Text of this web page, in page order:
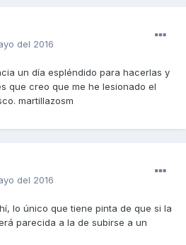
del 2016
un día espléndido para hacerlas y
que creo que me he lesionado el
martillazosm
del 2016
lo único que tiene pinta de que si la
parecida a la de subirse a un